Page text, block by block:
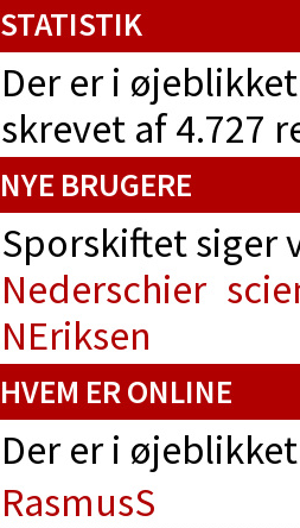
STATISTIK
Der er i
skrevet af 4.727
NYE BRUGERE
Sporskiftet
Nederschier
NEriksen
HVEM ER ONLINE
Der er i
RasmusS